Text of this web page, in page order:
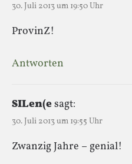
30. Juli 2013 um 19:50 Uhr
ProvinZ!
Antworten
SILen(esagt:
30. Juli 2013 um 19:55 Uhr
Zwanzig Jahre – genial!